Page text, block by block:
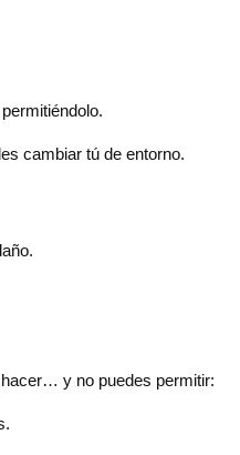
cambiar tú de entorno.
y no puedes permitir: